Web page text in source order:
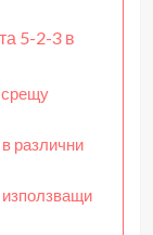
5-2-3 в
срещу
различни
използващи